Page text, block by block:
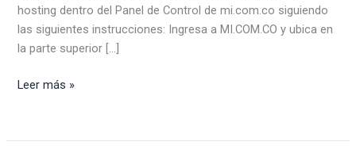
hosting dentro del Panel de Control de mi.com.co siguiendo
las siguientes instrucciones: Ingresa a MI.COM.CO y ubica en
la parte superior [...]
Renovar
el
Leer más »